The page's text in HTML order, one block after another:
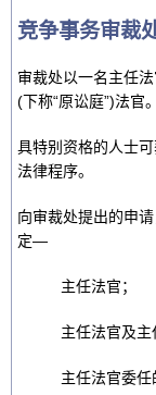
竞争事务审裁
审裁处以一名主任
(下称“原讼庭”)法官
具特别资格的人士
法律程序。
向审裁处提出的申
定—
主任法官；
主任法官及
主任法官委任